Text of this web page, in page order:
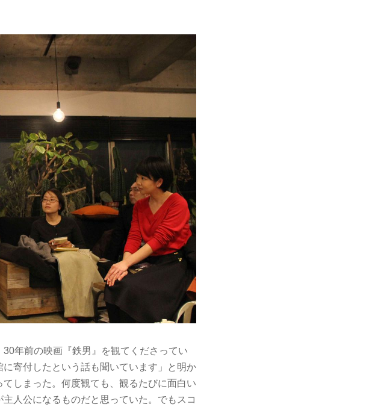
年前の映画『鉄男』を観てくださってい
寄付したという話も聞いています」と明か
しまった。何度観ても、観るたびに面白い
人公になるものだと思っていた。でもスコ